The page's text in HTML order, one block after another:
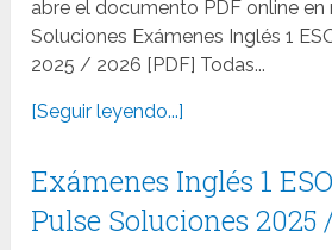
abre el documento PDF online en
Soluciones Exámenes Inglés 1
2025 / 2026 [PDF] Todas...
[Seguir leyendo...]
Exámenes Inglés 1
Pulse Soluciones 2025